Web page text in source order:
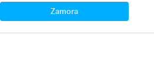
Zamora